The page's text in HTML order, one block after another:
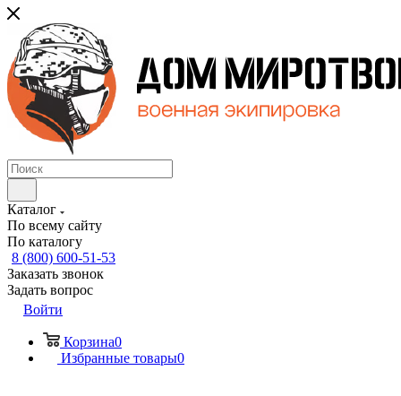
Каталог
По всему сайту
По каталогу
8 (800) 600-51-53
Заказать звонок
Задать вопрос
Войти
Корзина0
Избранные товары0